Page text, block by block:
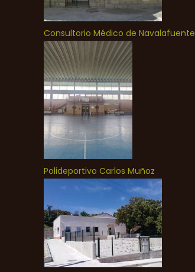
Consultorio Médico de Navalafuente
Polideportivo Carlos Muñoz